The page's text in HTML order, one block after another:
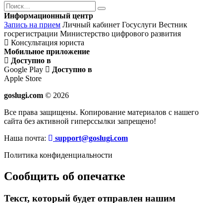
Поиск
Найти
Информационный центр
Запись на прием Личный кабинет Госуслуги Вестник
госрегистрации Министерство цифрового развития
Консультация юриста
Мобильное приложение
Доступно в
Google Play
Доступно в
Apple Store
goslugi.com © 2026
Все права защищены. Копирование материалов с нашего
сайта без активной гиперссылки запрещено!
Наша почта:
support@goslugi.com
Политика конфиденциальности
Сообщить об опечатке
Текст, который будет отправлен нашим